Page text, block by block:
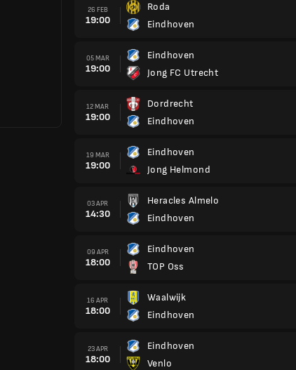
26 FEB
19:00
Roda
Eindhoven
05 MAR
19:00
Eindhoven
Jong FC Utrecht
12 MAR
19:00
Dordrecht
Eindhoven
19 MAR
19:00
Eindhoven
Jong Helmond
03 APR
14:30
Heracles Almelo
Eindhoven
09 APR
18:00
Eindhoven
TOP Oss
16 APR
18:00
Waalwijk
Eindhoven
23 APR
18:00
Eindhoven
Venlo